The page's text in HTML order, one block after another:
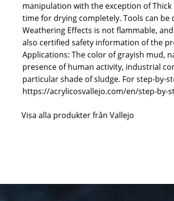
manipulation with the exception of
time for drying completely. Tools can be
Weathering Effects is not flammable,
also certified safety information of the
Applications: The color of grayish mud,
presence of human activity, industrial
particular shade of sludge. For step-by-
https://acrylicosvallejo.com/en/step-by-
Visa alla produkter från Vallejo